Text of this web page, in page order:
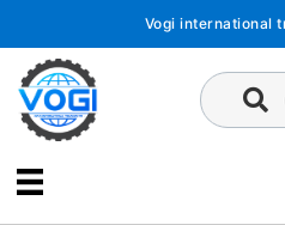
contenuto
Vogi international